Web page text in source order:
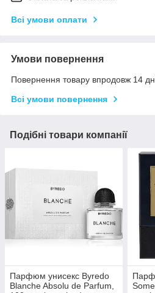
Всі умови оплати
Умови повернення
Повернення товару впродовж 14
Всі умови повернення
Подібні товари компанії
Парфюм унисекс Byredo
Blanche Absolu de Parfum,